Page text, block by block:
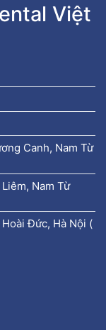
Việt
Canh, Nam Từ
Nam Từ
Đức, Hà Nội (